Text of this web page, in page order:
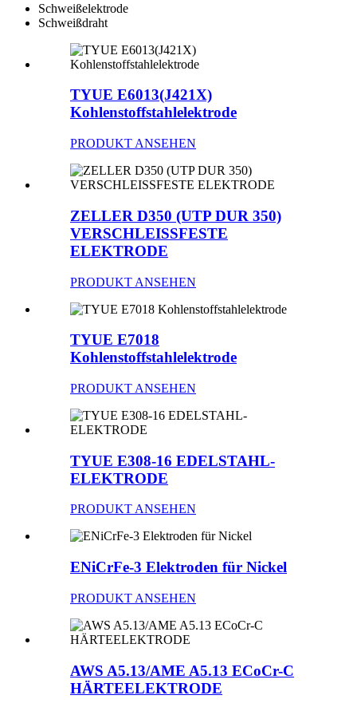
Schweißelektrode
Schweißdraht
TYUE E6013(J421X)
Kohlenstoffstahlelektrode
PRODUKT ANSEHEN
ZELLER D350 (UTP DUR 350)
VERSCHLEISSFESTE
ELEKTRODE
PRODUKT ANSEHEN
TYUE E7018
Kohlenstoffstahlelektrode
PRODUKT ANSEHEN
TYUE E308-16 EDELSTAHL-
ELEKTRODE
PRODUKT ANSEHEN
ENiCrFe-3 Elektroden für Nickel
PRODUKT ANSEHEN
AWS A5.13/AME A5.13 ECoCr-C
HÄRTEELEKTRODE